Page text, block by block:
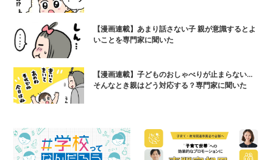
【漫画連載】あまり話さない子 親が意識するとよ
いことを専門家に聞いた
【漫画連載】子どものおしゃべりが止まらない…
そんなとき親はどう対応する？専門家に聞いた